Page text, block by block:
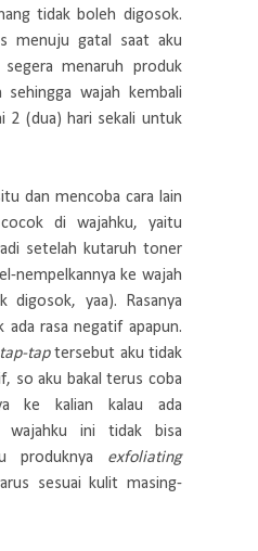
tidak boleh digosok.
menuju gatal saat aku
menaruh produk
sehingga wajah kembali
2 (dua) hari sekali untuk
dan mencoba cara lain
di wajahku, yaitu
setelah kutaruh toner
nempelkannya ke wajah
digosok, yaa). Rasanya
ada rasa negatif apapun.
tap-taptersebut aku tidak
so aku bakal terus coba
ke kalian kalau ada
wajahku ini tidak bisa
produknya exfoliating
sesuai kulit masing-